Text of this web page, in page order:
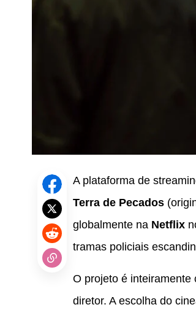
A plataforma de
Terra de Pecados
globalmente na Netflix
tramas policiais
O projeto é inteiramente
diretor. A escolha do